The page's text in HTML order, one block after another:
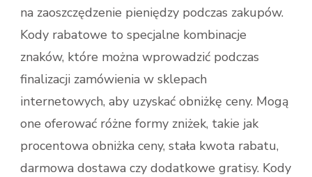
na zaoszczędzenie pieniędzy podczas zakupów.
Kody rabatowe to specjalne kombinacje
znaków, które można wprowadzić podczas
finalizacji zamówienia w sklepach
internetowych, aby uzyskać obniżkę ceny. Mogą
one oferować różne formy zniżek, takie jak
procentowa obniżka ceny, stała kwota rabatu,
darmowa dostawa czy dodatkowe gratisy. Kody